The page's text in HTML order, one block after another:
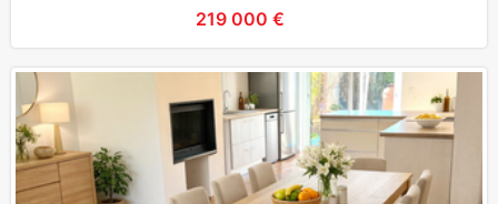
219 000 €